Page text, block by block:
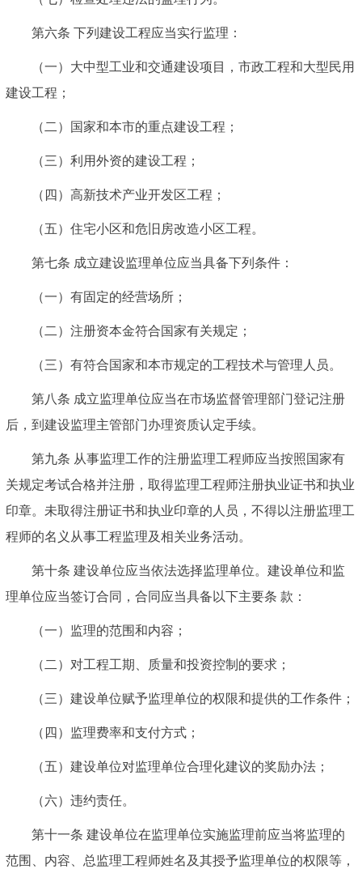
第六条 下列建设工程应当实行监理：
（一）大中型工业和交通建设项目，市政工程和大型民用
建设工程；
（二）国家和本市的重点建设工程；
（三）利用外资的建设工程；
（四）高新技术产业开发区工程；
（五）住宅小区和危旧房改造小区工程。
第七条 成立建设监理单位应当具备下列条件：
（一）有固定的经营场所；
（二）注册资本金符合国家有关规定；
（三）有符合国家和本市规定的工程技术与管理人员。
第八条 成立监理单位应当在市场监督管理部门登记注册
后，到建设监理主管部门办理资质认定手续。
第九条 从事监理工作的注册监理工程师应当按照国家有
关规定考试合格并注册，取得监理工程师注册执业证书和执业
印章。未取得注册证书和执业印章的人员，不得以注册监理工
程师的名义从事工程监理及相关业务活动。
第十条 建设单位应当依法选择监理单位。建设单位和监
理单位应当签订合同，合同应当具备以下主要条 款：
（一）监理的范围和内容；
（二）对工程工期、质量和投资控制的要求；
（三）建设单位赋予监理单位的权限和提供的工作条件；
（四）监理费率和支付方式；
（五）建设单位对监理单位合理化建议的奖励办法；
（六）违约责任。
第十一条 建设单位在监理单位实施监理前应当将监理的
范围、内容、总监理工程师姓名及其授予监理单位的权限等，